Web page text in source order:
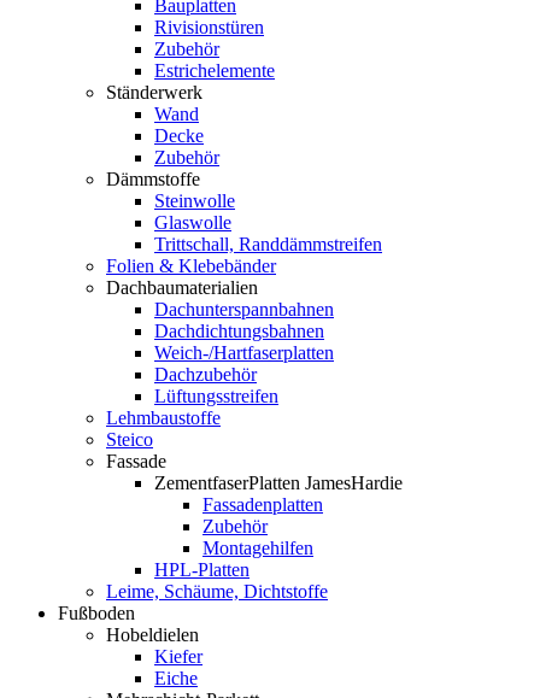
Bauplatten
Rivisionstüren
Zubehör
Estrichelemente
Ständerwerk
Wand
Decke
Zubehör
Dämmstoffe
Steinwolle
Glaswolle
Trittschall, Randdämmstreifen
Folien & Klebebänder
Dachbaumaterialien
Dachunterspannbahnen
Dachdichtungsbahnen
Weich-/Hartfaserplatten
Dachzubehör
Lüftungsstreifen
Lehmbaustoffe
Steico
Fassade
ZementfaserPlatten JamesHardie
Fassadenplatten
Zubehör
Montagehilfen
HPL-Platten
Leime, Schäume, Dichtstoffe
Fußboden
Hobeldielen
Kiefer
Eiche